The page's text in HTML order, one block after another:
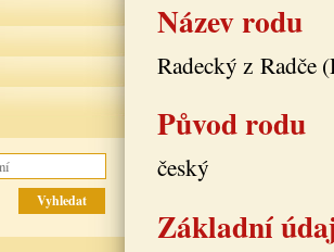
Název rodu
Radecký z Radče
Původ rodu
český
Základní